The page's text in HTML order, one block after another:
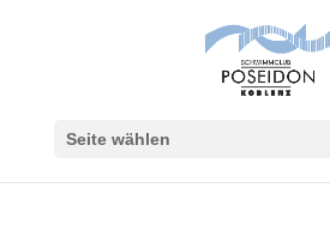
Seite wählen